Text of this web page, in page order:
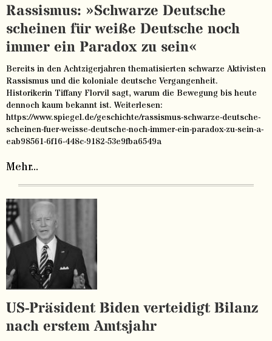
Rassismus: »Schwarze Deutsche
scheinen für weiße Deutsche noch
immer ein Paradox zu sein«
Bereits in den Achtzigerjahren thematisierten schwarze Aktivisten
Rassismus und die koloniale deutsche Vergangenheit.
Historikerin Tiffany Florvil sagt, warum die Bewegung bis heute
dennoch kaum bekannt ist. Weiterlesen:
https://www.spiegel.de/geschichte/rassismus-schwarze-deutsche-
scheinen-fuer-weisse-deutsche-noch-immer-ein-paradox-zu-sein-a-
eab98561-6f16-448c-9182-53e9fba6549a
Mehr...
US-Präsident Biden verteidigt Bilanz
nach erstem Amtsjahr